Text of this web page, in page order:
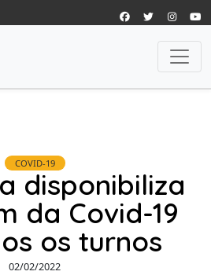
COVID-19
disponibiliza
da Covid-19
os turnos
02/02/2022